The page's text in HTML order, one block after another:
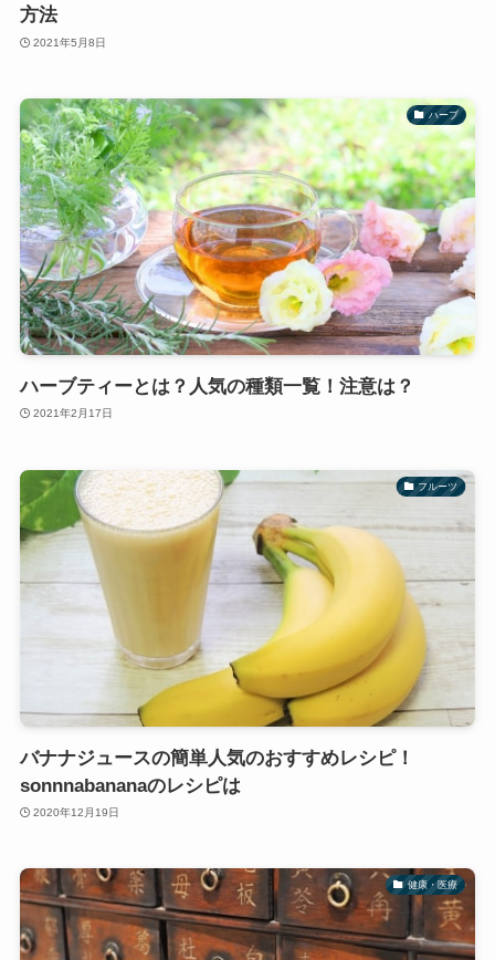
方法
2021年5月8日
ハーブ
ハーブティーとは？人気の種類一覧！注意は？
2021年2月17日
フルーツ
バナナジュースの簡単人気のおすすめレシピ！
sonnnabananaのレシピは
2020年12月19日
健康・医療